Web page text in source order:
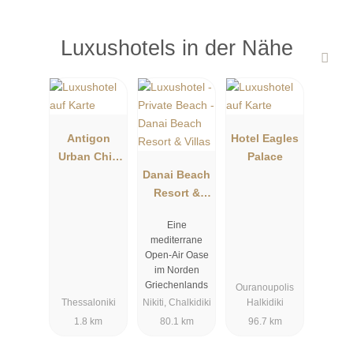
Luxushotels in der Nähe
Antigon
Urban Chic
Thessaloniki
1.8 km
Danai Beach
Resort &
Eine
mediterrane
Open-Air Oase
im Norden
Griechenlands
Nikiti, Chalkidiki
80.1 km
Hotel Eagles
Palace
Ouranoupolis
Halkidiki
96.7 km